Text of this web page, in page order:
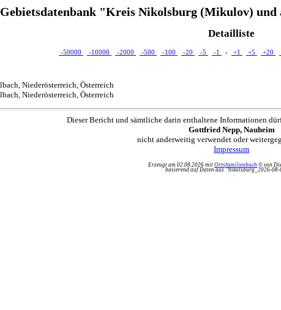
Gebietsdatenbank "Kreis Nikolsburg (Mikulov)
Detailliste
-50000 -10000 -2000 -500 -100 -20 -5 -1 - +1 +5 +20
Niederösterreich, Österreich
Niederösterreich, Österreich
Dieser Bericht und sämtliche darin enthaltene Informationen
Gottfried Nepp, Nauheim
nicht anderweitig verwendet oder
Impressum
Erzeugt am 02.08.2026 mit Ortsfamilienbuch © von
basierend auf Daten aus "Nikolsburg_2026-08-